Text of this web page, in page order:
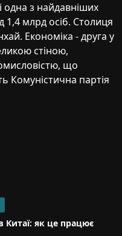
одна з найдавніших
1,4 млрд осіб. Столиця
Економіка - друга у
стіною,
що
Комуністична партія
Китаї: як це працює